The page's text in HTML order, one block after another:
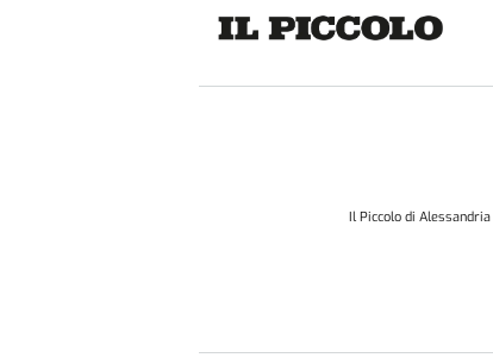
Il Piccolo di Alessandria